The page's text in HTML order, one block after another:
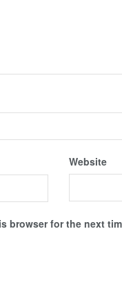
Website
browser for the next